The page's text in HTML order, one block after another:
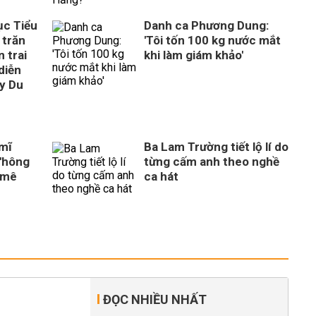
Tiểu
trăn
trai
Du
Danh ca Phương Dung:
'Tôi tốn 100 kg nước mắt
khi làm giám khảo'
Ba Lam Trường tiết lộ lí do
từng cấm anh theo nghề
ca hát
ĐỌC NHIỀU NHẤT